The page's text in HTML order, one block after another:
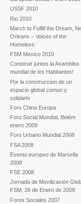
USSF 2010
Rio 2010
March to Fulfill the Dream,
Orleans – Voices of the
Homeless
FSM Mexico 2010
Construir juntos la Asamblea
mundial de los Habitantes!
Por la construccion de un
espacio global comun y
solidario
Foro China Europa
Foro Social Mundial, Belém
enero 2009
Foro Urbano Mundial 2008
FSA 2008
Evento europeo de Marsella
2008
FSE 2008
Jornada de Movilización
FSM, 26 de Enero de 2008
Foros Sociales 2007